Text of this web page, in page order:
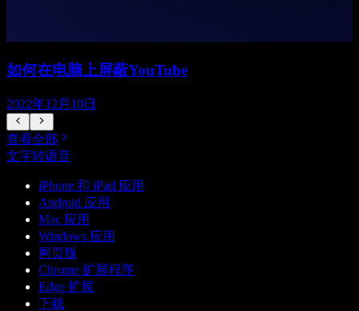
如何在电脑上屏蔽YouTube
2022年12月10日
查看全部
文字转语音
iPhone 和 iPad 应用
Android 应用
Mac 应用
Windows 应用
网页版
Chrome 扩展程序
Edge 扩展
下载